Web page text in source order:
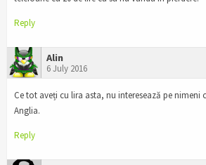
Reply
Alin
6 July 2016
Ce tot aveți cu lira asta, nu interesează pe nimeni
Anglia.
Reply